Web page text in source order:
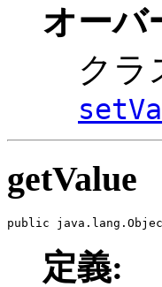
オーバ
クラ
getValue
public
定義: